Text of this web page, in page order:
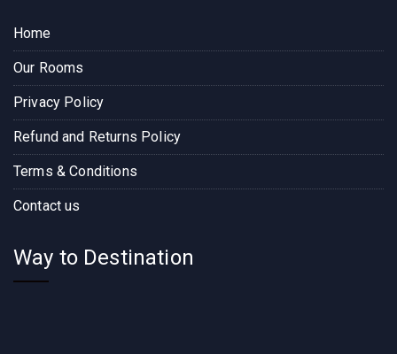
Home
Our Rooms
Privacy Policy
Refund and Returns Policy
Terms & Conditions
Contact us
Way to Destination